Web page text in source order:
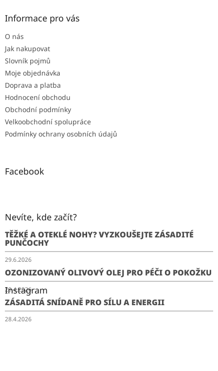
Informace pro vás
O nás
Jak nakupovat
Slovník pojmů
Moje objednávka
Doprava a platba
Hodnocení obchodu
Obchodní podmínky
Velkoobchodní spolupráce
Podmínky ochrany osobních údajů
Facebook
Nevíte, kde začít?
TĚŽKÉ A OTEKLÉ NOHY? VYZKOUŠEJTE ZÁSADITÉ
PUNČOCHY
29.6.2026
OZONIZOVANÝ OLIVOVÝ OLEJ PRO PÉČI O POKOŽKU
29.4.2026
ZÁSADITÁ SNÍDANĚ PRO SÍLU A ENERGII
28.4.2026
Instagram